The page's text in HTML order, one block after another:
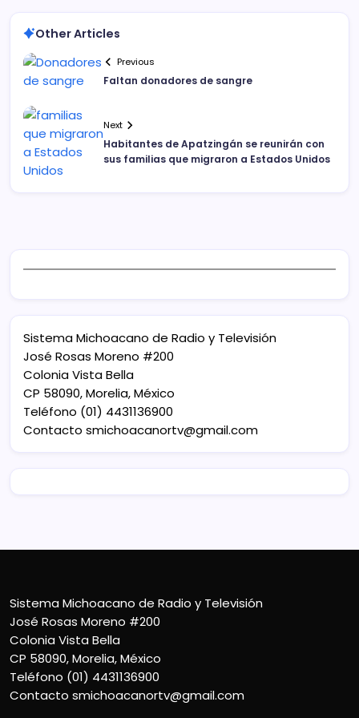
Other Articles
Previous
Faltan donadores de sangre
Next
Habitantes de Apatzingán se reunirán con
sus familias que migraron a Estados Unidos
Sistema Michoacano de Radio y Televisión
José Rosas Moreno #200
Colonia Vista Bella
CP 58090, Morelia, México
Teléfono (01) 4431136900
Contacto smichoacanortv@gmail.com
Sistema Michoacano de Radio y Televisión
José Rosas Moreno #200
Colonia Vista Bella
CP 58090, Morelia, México
Teléfono (01) 4431136900
Contacto smichoacanortv@gmail.com